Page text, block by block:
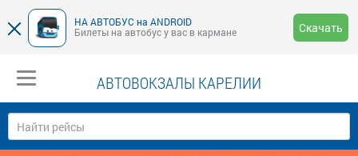
НА АВТОБУС на ANDROID
Билеты на автобус у вас в кармане
Скачать
АВТОВОКЗАЛЫ КАРЕЛИИ